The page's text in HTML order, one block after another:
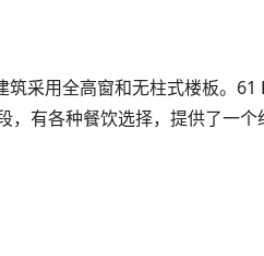
采用全高窗和无柱式楼板。
有各种餐饮选择，提供了一个